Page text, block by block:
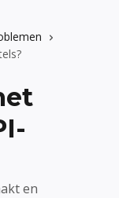
en